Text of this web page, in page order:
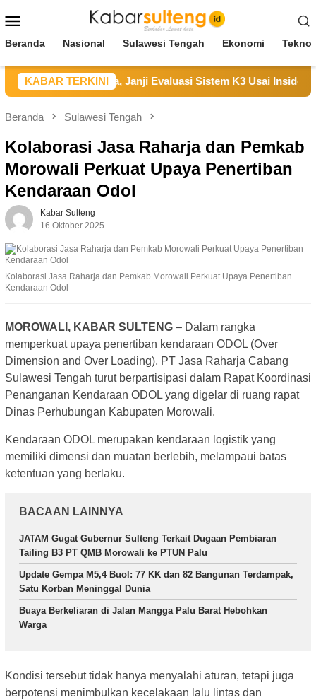
ke
Mobile
Beranda Nasional Sulawesi Tengah Ekonomi
KABAR TERKINI
Sampaikan Duka, Janji Evaluasi Sistem K3 Usai Insiden
Beranda Sulawesi Tengah
Kolaborasi Jasa Raharja dan Pemkab
Morowali Perkuat Upaya Penertiban
Kendaraan Odol
Kabar Sulteng
16 Oktober 2025
Kolaborasi Jasa Raharja dan Pemkab Morowali Perkuat Upaya Penertiban
Kendaraan Odol
MOROWALI, KABAR SULTENG – Dalam rangka
memperkuat upaya penertiban kendaraan ODOL (Over
Dimension and Over Loading), PT Jasa Raharja Cabang
Sulawesi Tengah turut berpartisipasi dalam Rapat Koordinasi
Penanganan Kendaraan ODOL yang digelar di ruang rapat
Dinas Perhubungan Kabupaten Morowali.
Kendaraan ODOL merupakan kendaraan logistik yang
memiliki dimensi dan muatan berlebih, melampaui batas
ketentuan yang berlaku.
BACAAN LAINNYA
JATAM Gugat Gubernur Sulteng Terkait Dugaan Pembiaran
Tailing B3 PT QMB Morowali ke PTUN Palu
Update Gempa M5,4 Buol: 77 KK dan 82 Bangunan Terdampak,
Satu Korban Meninggal Dunia
Buaya Berkeliaran di Jalan Mangga Palu Barat Hebohkan
Warga
Kondisi tersebut tidak hanya menyalahi aturan, tetapi juga
berpotensi menimbulkan kecelakaan lalu lintas dan